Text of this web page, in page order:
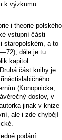
k výzkumu
i theorie polského
vstupní části
staropolském, a to
dále je tu
kapitol
část knihy je
(Konopnicka,
doslov, v
jinak v knize
ale i zde chybějí
podání